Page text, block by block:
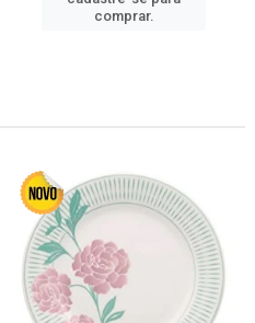
comprar.